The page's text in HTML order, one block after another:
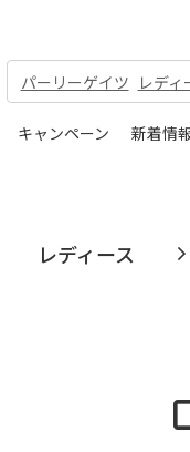
パーリーゲイツ レディ
キャンペーン 新着情
レディース